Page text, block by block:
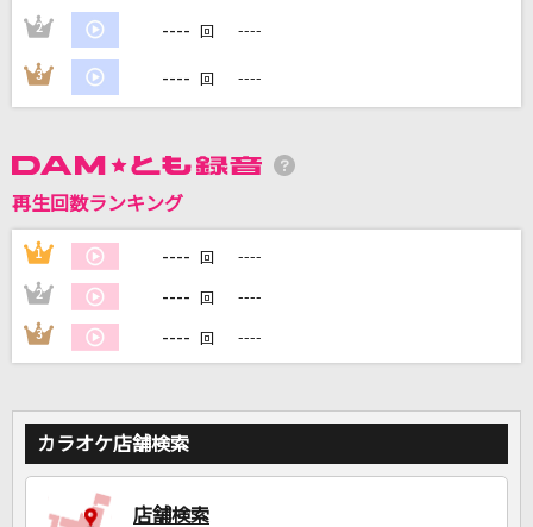
おやすみせかい
the奥歯's
DAMの新曲・ランキングなど
DAMに会員登録・ログインして
自宅でカラオケ歌い放題！
2 ---- 回 ----
3 ---- 回 ----
再生回数ランキング
1 ---- 回 ----
2 ---- 回 ----
3 ---- 回 ----
カラオケ店舗検索
店舗検索